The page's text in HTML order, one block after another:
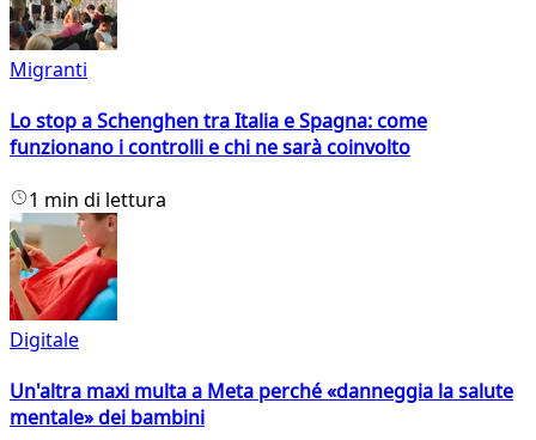
Migranti
Lo stop a Schenghen tra Italia e Spagna: come
funzionano i controlli e chi ne sarà coinvolto
1 min di lettura
Digitale
Un'altra maxi multa a Meta perché «danneggia la salute
mentale» dei bambini